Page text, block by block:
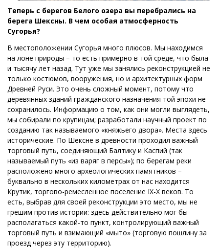
Теперь с берегов Белого озера вы перебрались на
берега Шексны. В чем особая атмосферность
Сугорья?
В местоположении Сугорья много плюсов. Мы находимся
на лоне природы – то есть примерно в той среде, что была
и тысячу лет назад. Тут уже мы занялись реконструкцией не
только костюмов, вооружения, но и архитектурных форм
Древней Руси. Это очень сложный момент, потому что
деревянных зданий гражданского назначения той эпохи не
сохранилось. Информацию о том, как они могли выглядеть,
мы собирали по крупицам; разработали научный проект по
созданию так называемого «княжьего двора». Места здесь
исторические. По Шексне в древности проходил важный
торговый путь, соединяющий Балтику и Каспий (так
называемый путь «из варяг в персы»); по берегам реки
расположено много археологических памятников –
буквально в нескольких километрах от нас находится
Крутик, торгово-ремесленное поселение IX-X веков. То
есть, выбрав для своей реконструкции это место, мы не
грешим против истории: здесь действительно мог бы
располагаться какой-то пункт, контролирующий важный
торговый путь и взимающий «мыто» (торговую пошлину за
проезд через эту территорию).